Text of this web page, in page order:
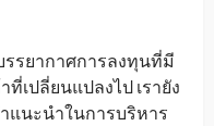
รรยากาศการลงทุนที่มี
เปลี่ยนแปลงไป เรายัง
แนะนำในการบริหาร